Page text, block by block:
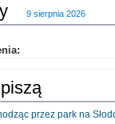
9 sierpnia 2026
przez park na